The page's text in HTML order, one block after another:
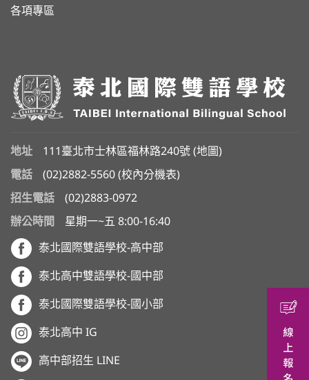
各項專區
地址 111臺北市士林區福林路240號 (地圖 )
電話
(02)2882-5560 (校內分機表)
招生電話
(02)2883-0972
辦公時間
星期一~五 8:00-16:40
泰北國際雙語學校-高中部
泰北高中雙語學校-國中部
泰北國際雙語學校-國小部
泰北高中 IG
高中部招生 LINE